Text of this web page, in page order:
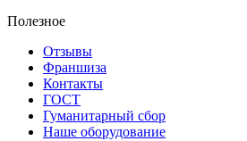
Полезное
Отзывы
Франшиза
Контакты
ГОСТ
Гуманитарный сбор
Наше оборудование